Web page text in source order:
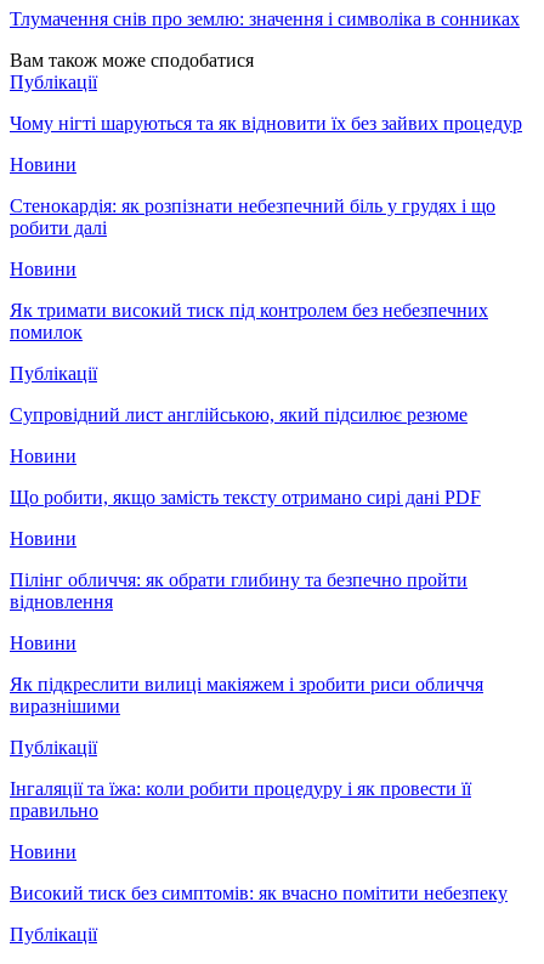
Тлумачення снів про землю: значення і символіка в сонниках
Вам також може сподобатися
Публікації
Чому нігті шаруються та як відновити їх без зайвих процедур
Новини
Стенокардія: як розпізнати небезпечний біль у грудях і що
робити далі
Новини
Як тримати високий тиск під контролем без небезпечних
помилок
Публікації
Супровідний лист англійською, який підсилює резюме
Новини
Що робити, якщо замість тексту отримано сирі дані PDF
Новини
Пілінг обличчя: як обрати глибину та безпечно пройти
відновлення
Новини
Як підкреслити вилиці макіяжем і зробити риси обличчя
виразнішими
Публікації
Інгаляції та їжа: коли робити процедуру і як провести її
правильно
Новини
Високий тиск без симптомів: як вчасно помітити небезпеку
Публікації